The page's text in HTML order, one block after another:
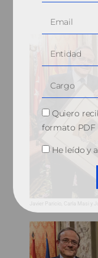
Javier Paricio, Carla Masi y
Quiero
formato PDF
He leído y